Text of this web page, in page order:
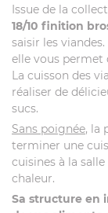
Issue de la
18/10 finition
saisir les viandes.
elle vous permet
La cuisson des
réaliser de
sucs.
Sans poignée, la
terminer une
cuisines à la
chaleur.
Sa structure en